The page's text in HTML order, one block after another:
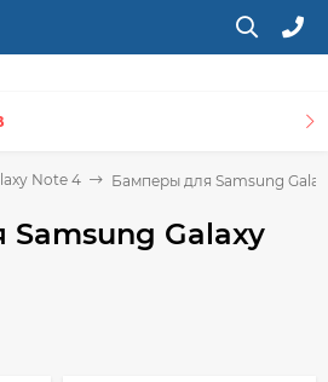
Note 4 Бамперы для Samsung
Galaxy